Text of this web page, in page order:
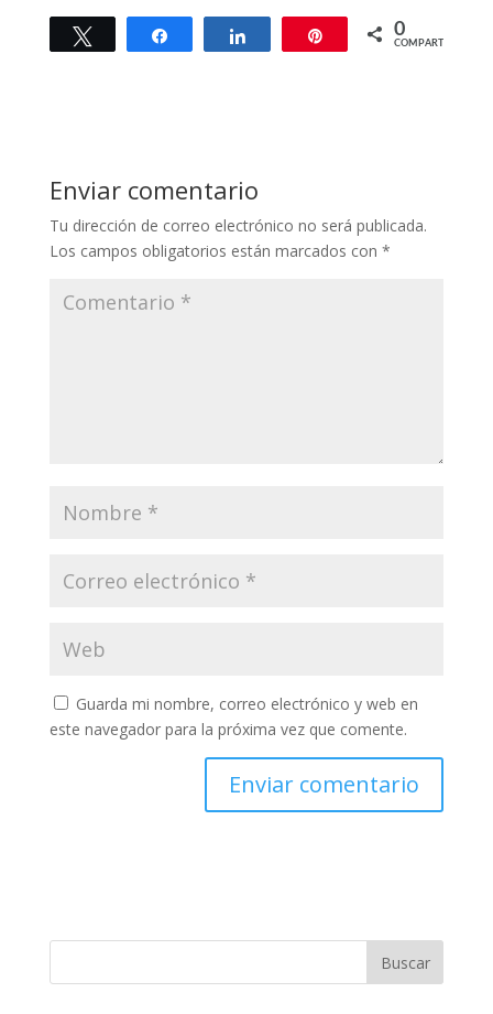
Twittear Compartir Compartir 0
COMPARTIR
Enviar comentario
Tu dirección de correo electrónico no será publicada.
Los campos obligatorios están marcados con *
Guarda mi nombre, correo electrónico y web en
este navegador para la próxima vez que comente.